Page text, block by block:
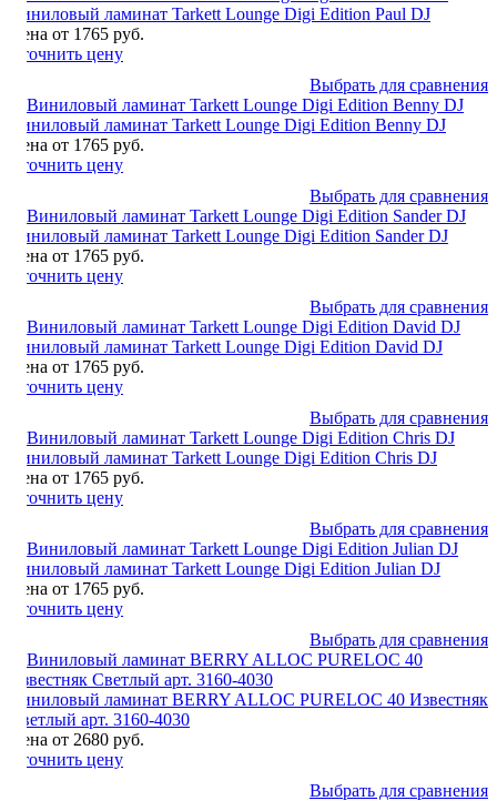
Виниловый ламинат Tarkett Lounge Digi Edition Paul DJ
Цена от 1765 руб.
Уточнить цену
Выбрать для сравнения
Виниловый ламинат Tarkett Lounge Digi Edition Benny DJ
Цена от 1765 руб.
Уточнить цену
Выбрать для сравнения
Виниловый ламинат Tarkett Lounge Digi Edition Sander DJ
Цена от 1765 руб.
Уточнить цену
Выбрать для сравнения
Виниловый ламинат Tarkett Lounge Digi Edition David DJ
Цена от 1765 руб.
Уточнить цену
Выбрать для сравнения
Виниловый ламинат Tarkett Lounge Digi Edition Chris DJ
Цена от 1765 руб.
Уточнить цену
Выбрать для сравнения
Виниловый ламинат Tarkett Lounge Digi Edition Julian DJ
Цена от 1765 руб.
Уточнить цену
Выбрать для сравнения
Виниловый ламинат BERRY ALLOC PURELOC 40 Известняк
Светлый арт. 3160-4030
Цена от 2680 руб.
Уточнить цену
Выбрать для сравнения